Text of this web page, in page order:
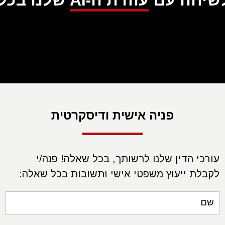
פניה אישית ודיסקרטית
עורכי הדין שלנו לרשותך, בכל שאלה! פנה/י
לקבלת ייעוץ משפטי אישי ותשובות בכל שאלה:
שם